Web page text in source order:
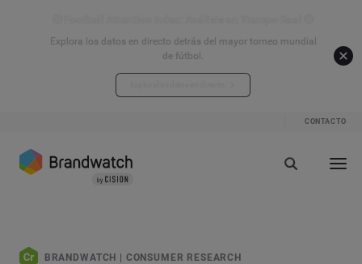
Explora los datos en directo detrás del mayor torneo mundial
de fútbol.
CONTACTO
BRANDWATCH | CONSUMER RESEARCH